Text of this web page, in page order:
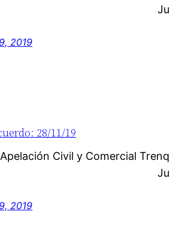
de
2019
28/11/19
Apelación Civil y
de
2019